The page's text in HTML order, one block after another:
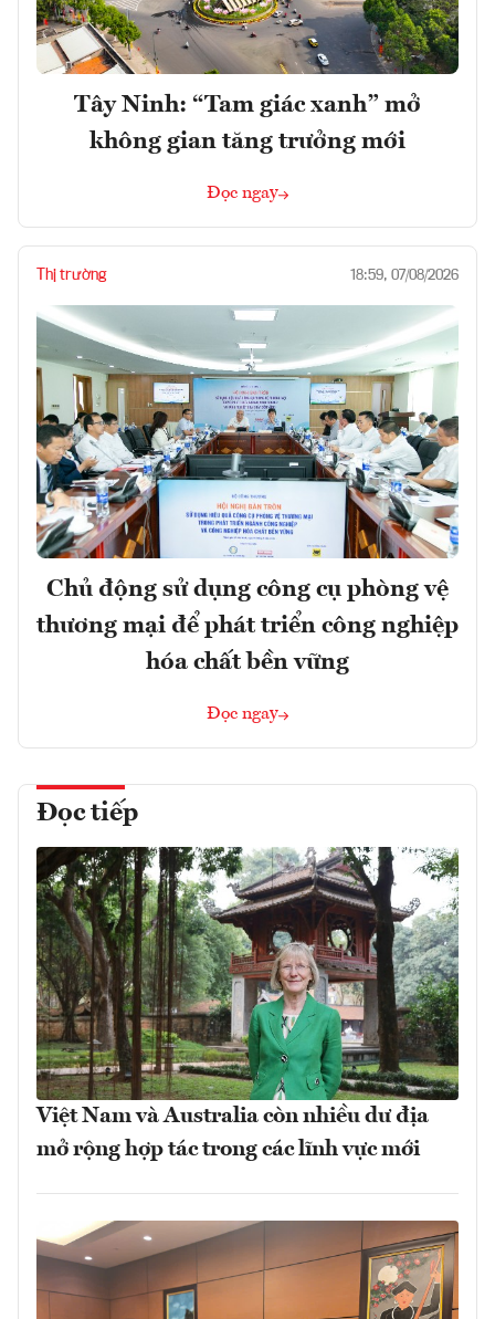
Tây Ninh: “Tam giác xanh” mở
không gian tăng trưởng mới
Đọc ngay
Thị trường 18:59, 07/08/2026
Chủ động sử dụng công cụ phòng vệ
thương mại để phát triển công nghiệp
hóa chất bền vững
Đọc ngay
Đọc tiếp
Việt Nam và Australia còn nhiều dư địa
mở rộng hợp tác trong các lĩnh vực mới